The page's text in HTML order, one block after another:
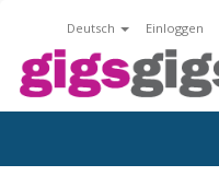
Deutsch Einloggen